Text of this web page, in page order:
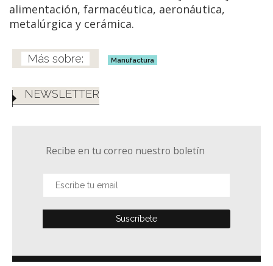
alimentación, farmacéutica, aeronáutica,
metalúrgica y cerámica.
Manufactura
NEWSLETTER
Recibe en tu correo nuestro boletín